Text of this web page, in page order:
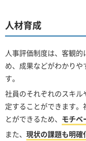
人材育成
人事評価制度は、客観
め、成果などがわかり
す。
社員のそれぞれのスキ
定することができます
とができるため、 モチベ
また、 現状の課題も明確